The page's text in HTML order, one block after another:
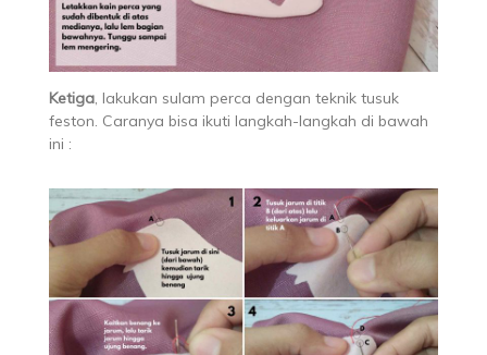
Ketiga, lakukan sulam perca dengan teknik tusuk
feston. Caranya bisa ikuti langkah-langkah di bawah
ini :